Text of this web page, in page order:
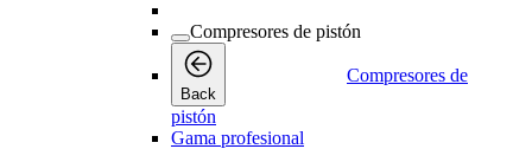
Compresores de pistón
Back
Compresores de
pistón
Gama profesional